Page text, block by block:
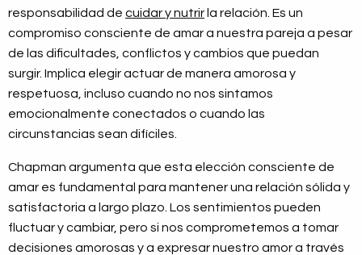
responsabilidad de cuidar y nutrirla relación. Es un
compromiso consciente de amar a nuestra pareja a pesar
de las dificultades, conflictos y cambios que puedan
surgir. Implica elegir actuar de manera amorosa y
respetuosa, incluso cuando no nos sintamos
emocionalmente conectados o cuando las
circunstancias sean difíciles.
Chapman argumenta que esta elección consciente de
amar es fundamental para mantener una relación sólida y
satisfactoria a largo plazo. Los sentimientos pueden
fluctuar y cambiar, pero si nos comprometemos a tomar
decisiones amorosas y a expresar nuestro amor a través